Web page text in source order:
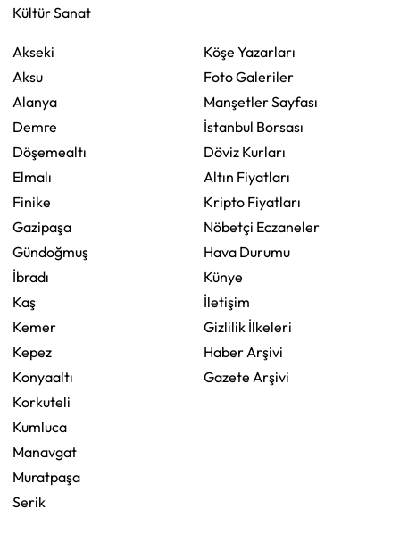
Kültür Sanat
Akseki
Aksu
Alanya
Demre
Döşemealtı
Elmalı
Finike
Gazipaşa
Gündoğmuş
İbradı
Kaş
Kemer
Kepez
Konyaaltı
Korkuteli
Kumluca
Manavgat
Muratpaşa
Serik
Köşe Yazarları
Foto Galeriler
Manşetler Sayfası
İstanbul Borsası
Döviz Kurları
Altın Fiyatları
Kripto Fiyatları
Nöbetçi Eczaneler
Hava Durumu
Künye
İletişim
Gizlilik İlkeleri
Haber Arşivi
Gazete Arşivi